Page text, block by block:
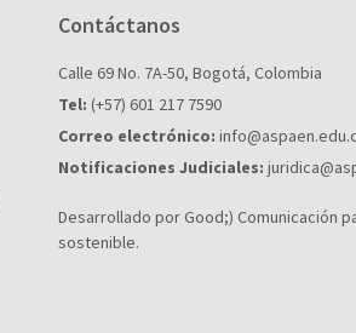
Contáctanos
Calle 69 No. 7A-50, Bogotá, Colombia
Tel: (+57) 601 217 7590
Correo electrónico:
Notificaciones Judiciales:
Desarrollado por Good;) Comunicación
sostenible.